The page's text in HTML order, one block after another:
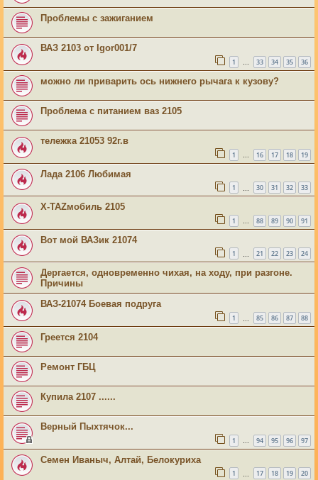
Проблемы с зажиганием
ВАЗ 2103 от Igor001/7
1 … 33 34 35 36
можно ли приварить ось нижнего рычага к кузову?
Проблема с питанием ваз 2105
тележка 21053 92г.в
1 … 16 17 18 19
Лада 2106 Любимая
1 30 31 32 33
X-TAZмобиль 2105
1 … 88 89 90 91
Вот мой ВАЗик 21074
1 21 22 23 24
Дергается, одновременно чихая, на ходу, при разгоне.
Причины
ВАЗ-21074 Боевая подруга
1 85 86 87 88
Греется 2104
Ремонт ГБЦ
Купила 2107 ......
Верный Пыхтячок...
1 … 94 95 96 97
Семен Иваныч, Алтай, Белокуриха
1 17 18 19 20